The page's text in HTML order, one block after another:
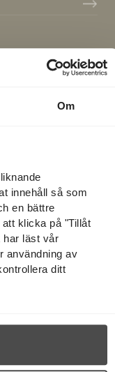
Om
innehåll så som
en bättre
klicka på "Tillåt
har läst vår
användning av
ditt